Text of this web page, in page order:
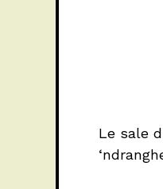
Le sale